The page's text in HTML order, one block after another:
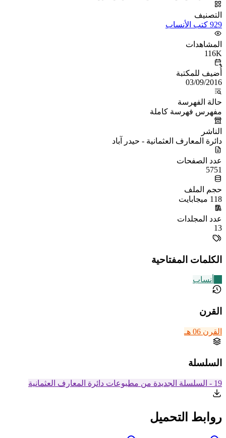
التصنيف
929 كتب الأنساب
المشاهدات
116K
أُضيف للمكتبة
03/09/2016
حالة الفهرسة
مفهرس فهرسة كاملة
الناشر
دائرة المعارف العثمانية - حيدر آباد
عدد الصفحات
5751
حجم الملف
118 ميجابايت
عدد المجلدات
13
الكلمات المفتاحية
أنساب
القرن
القرن 06 هـ
السلسلة
19 - السلسلة الجديدة من مطبوعات دائرة المعارف العثمانية
روابط التحميل